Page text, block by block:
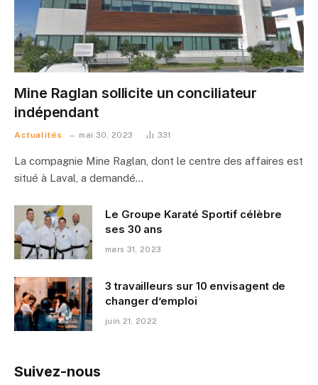
Mine Raglan sollicite un conciliateur
indépendant
Actualités mai 30, 2023 331
La compagnie Mine Raglan, dont le centre des affaires est
situé à Laval, a demandé…
Le Groupe Karaté Sportif célèbre
ses 30 ans
mars 31, 2023
3 travailleurs sur 10 envisagent de
changer d’emploi
juin 21, 2022
Suivez-nous